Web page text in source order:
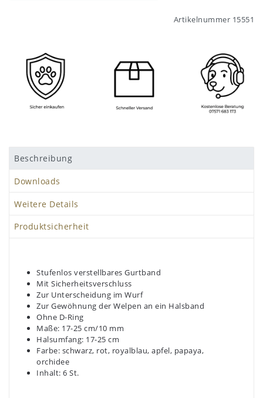
Artikelnummer 15551
Beschreibung
Downloads
Weitere Details
Produktsicherheit
Stufenlos verstellbares Gurtband
Mit Sicherheitsverschluss
Zur Unterscheidung im Wurf
Zur Gewöhnung der Welpen an ein Halsband
Ohne D-Ring
Maße: 17-25 cm/10 mm
Halsumfang: 17-25 cm
Farbe: schwarz, rot, royalblau, apfel, papaya,
orchidee
Inhalt: 6 St.